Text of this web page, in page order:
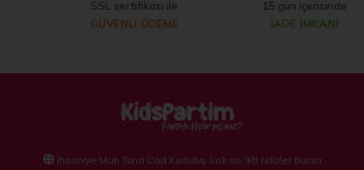
SSL sertifikası ile
GÜVENLİ ÖDEME
15 gün içerisinde
İADE İMKANI
İhsaniye Mah Tuna Cad Kurtuluş Sok no:9/B Nilüfer Bursa